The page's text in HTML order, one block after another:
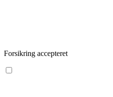
Forsikring accepteret